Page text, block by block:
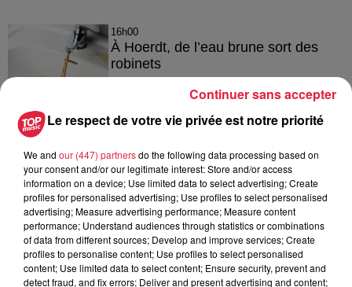
16h00
À Hoerdt, de l’eau brune sort des
robinets
Tags antisémites à Strasbourg :
Catherine Trautmann réagit
14h33
Au zoo de Mulhouse : rencontre
avec les flamants rouges
Le respect de votre vie privée est notre priorité
We and our (447) partnersdo the following data processing based on
your consent and/or our legitimate interest: Store and/or access
information on a device; Use limited data to select advertising; Create
profiles for personalised advertising; Use profiles to select personalised
advertising; Measure advertising performance; Measure content
performance; Understand audiences through statistics or combinations
of data from different sources; Develop and improve services; Create
profiles to personalise content; Use profiles to select personalised
content; Use limited data to select content; Ensure security, prevent and
detect fraud, and fix errors; Deliver and present advertising and content;
Continuer sans accepter